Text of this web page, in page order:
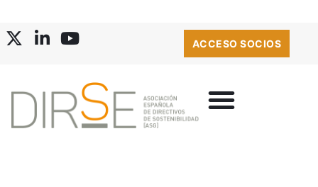
ACCESO SOCIOS